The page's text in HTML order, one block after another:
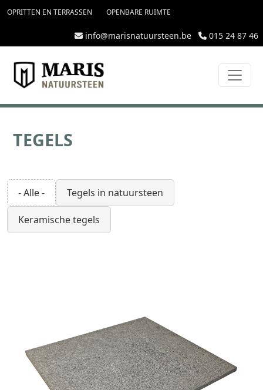
Overslaan en naar de inhoud gaan
topmenu
OPRITTEN EN TERRASSEN OPENBARE RUIMTE
info@marisnatuursteen.be 015 24 87 46
TEGELS
- Alle - Tegels in natuursteen
Keramische tegels